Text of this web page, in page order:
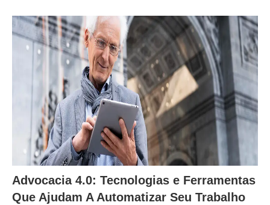
Advocacia 4.0: Tecnologias e Ferramentas
Que Ajudam A Automatizar Seu Trabalho